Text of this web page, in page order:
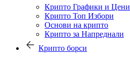
Крипто Графики и Цени
Крипто Топ Избори
Основи на крипто
Крипто за Напреднали
Крипто борси